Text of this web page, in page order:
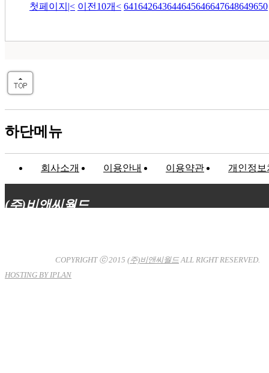
첫페이지 |< 이전10개< 641642643644645646647648649650
하단메뉴
회사소개 이용안내 이용약관 개인정보
(주)비앤씨월드
COPYRIGHT ⓒ 2015 (주)비앤씨월드ALL RIGHT RESERVED.
HOSTING BY IPLAN